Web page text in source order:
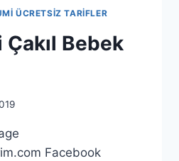
ÜCRETSIZ TARIFLER
Bebek
Facebook